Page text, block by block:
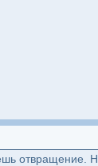
отвращение.